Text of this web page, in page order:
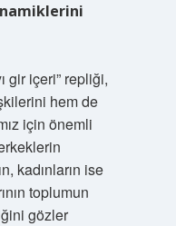
gir içeri” repliği,
hem de
için önemli
kadınların ise
toplumun
gözler